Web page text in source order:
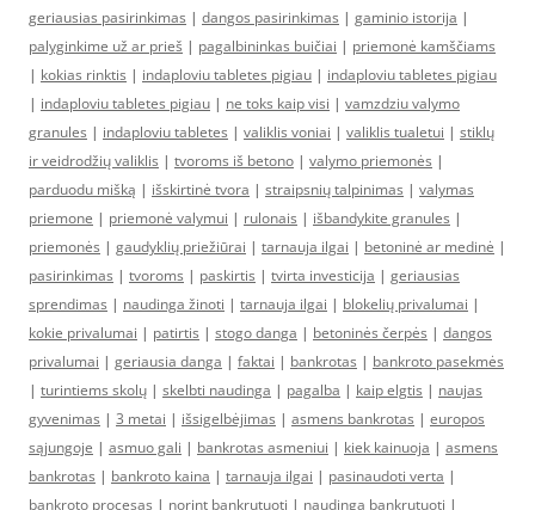
geriausias pasirinkimas | dangos pasirinkimas | gaminio istorija |
palyginkime už ar prieš | pagalbininkas buičiai | priemonė kamščiams
| kokias rinktis | indaploviu tabletes pigiau | indaploviu tabletes pigiau
| indaploviu tabletes pigiau | ne toks kaip visi | vamzdziu valymo
granules | indaploviu tabletes | valiklis voniai | valiklis tualetui | stiklų
ir veidrodžių valiklis | tvoroms iš betono | valymo priemonės |
parduodu mišką | išskirtinė tvora | straipsnių talpinimas | valymas
priemone | priemonė valymui | rulonais | išbandykite granules |
priemonės | gaudyklių priežiūrai | tarnauja ilgai | betoninė ar medinė |
pasirinkimas | tvoroms | paskirtis | tvirta investicija | geriausias
sprendimas | naudinga žinoti | tarnauja ilgai | blokelių privalumai |
kokie privalumai | patirtis | stogo danga | betoninės čerpės | dangos
privalumai | geriausia danga | faktai | bankrotas | bankroto pasekmės
| turintiems skolų | skelbti naudinga | pagalba | kaip elgtis | naujas
gyvenimas | 3 metai | išsigelbėjimas | asmens bankrotas | europos
sąjungoje | asmuo gali | bankrotas asmeniui | kiek kainuoja | asmens
bankrotas | bankroto kaina | tarnauja ilgai | pasinaudoti verta |
bankroto procesas | norint bankrutuoti | naudinga bankrutuoti |